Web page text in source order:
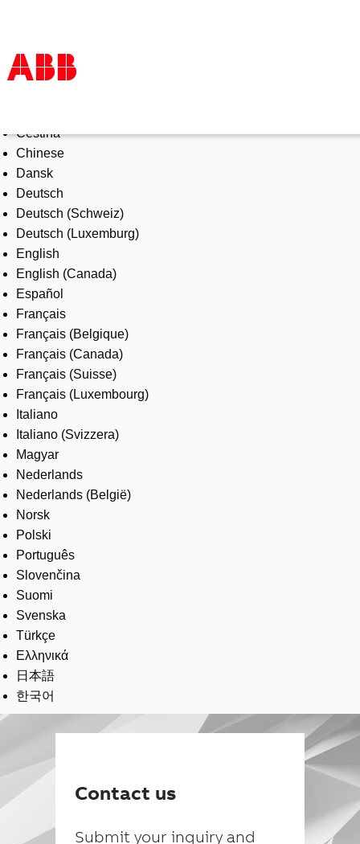
Products & Solutions
Industries
Services
About us
Where to buy
Contact us
Careers
Čeština
Chinese
Dansk
Deutsch
Deutsch (Schweiz)
Deutsch (Luxemburg)
English
English (Canada)
Español
Français
Français (Belgique)
Français (Canada)
Français (Suisse)
Français (Luxembourg)
Italiano
Italiano (Svizzera)
Magyar
Nederlands
Nederlands (België)
Norsk
Polski
Português
Slovenčina
Suomi
Svenska
Türkçe
Ελληνικά
日本語
한국어
Contact us
Submit your inquiry and